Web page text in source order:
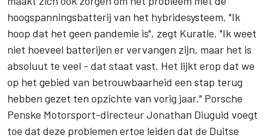
hoogspanningsbatterij van het hybridesysteem. "Ik
hoop dat het geen pandemie is", zegt Kuratle. "Ik weet
niet hoeveel batterijen er vervangen zijn, maar het is
absoluut te veel - dat staat vast. Het lijkt erop dat we
op het gebied van betrouwbaarheid een stap terug
hebben gezet ten opzichte van vorig jaar." Porsche
Penske Motorsport-directeur Jonathan Diuguid voegt
toe dat deze problemen ertoe leiden dat de Duitse